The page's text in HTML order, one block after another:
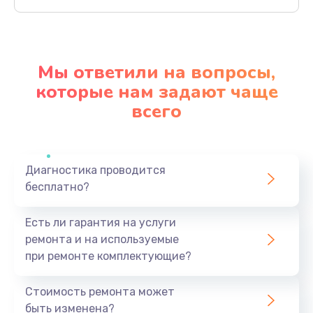
Заказать
Замена разъёма mini-USB
Замена GSM / WiFi антенны
Заказать
650 руб.
Мы ответили на вопросы,
которые нам задают чаще
всего
Диагностика проводится
бесплатно?
Есть ли гарантия на услуги
ремонта и на используемые
при ремонте комплектующие?
Стоимость ремонта может
быть изменена?